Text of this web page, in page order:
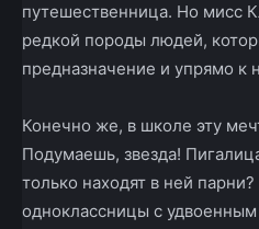
путешественница. Но мисс
редкой породы людей,
предназначение и упрямо к
Конечно же, в школе эту
Подумаешь, звезда!
только находят в ней
одноклассницы с